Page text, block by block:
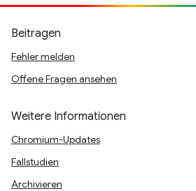
Beitragen
Fehler melden
Offene Fragen ansehen
Weitere Informationen
Chromium-Updates
Fallstudien
Archivieren